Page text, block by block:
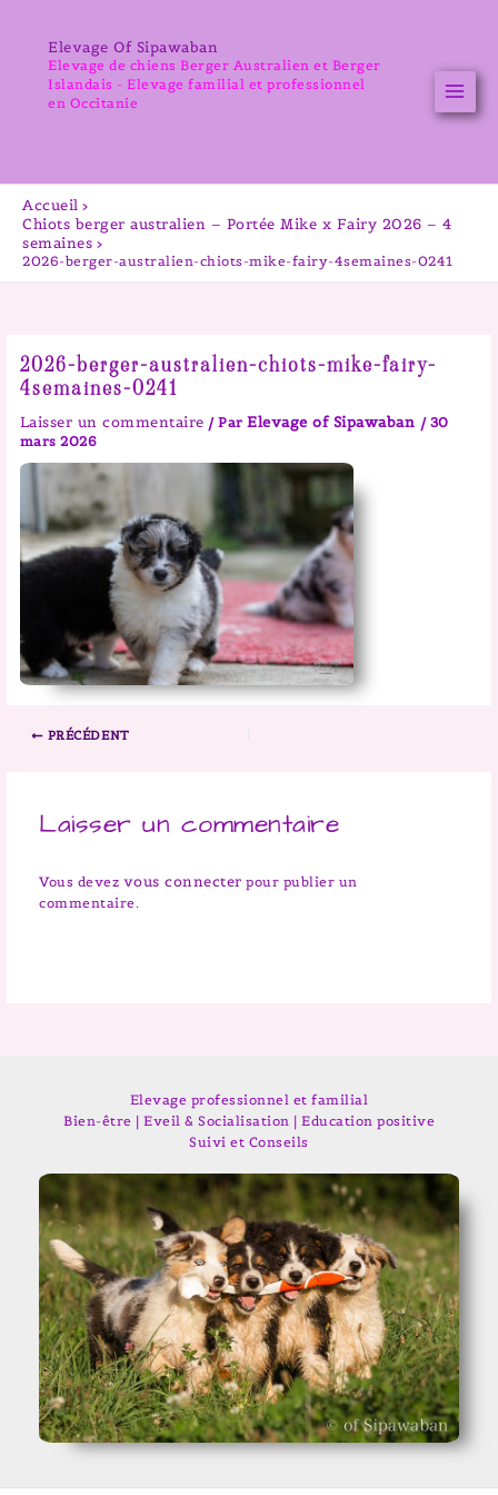
contenuElevage Of Sipawaban
Elevage de chiens Berger Australien et Berger
Islandais - Elevage familial et professionnel
en Occitanie
Accueil
Chiots berger australien – Portée Mike x Fairy 2026 – 4
semaines
2026-berger-australien-chiots-mike-fairy-4semaines-0241
2026-berger-australien-chiots-mike-fairy-
4semaines-0241
Laisser un commentaire / ParElevage of Sipawaban / 30
mars 2026
PRÉCÉDENT
Laisser un commentaire
Vous devez vous connecter pour publier un
commentaire.
Elevage professionnel et familial
Bien-être | Eveil & Socialisation | Education positive
Suivi et Conseils